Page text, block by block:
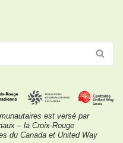
est versé par
– la Croix-Rouge
du Canada et United Way